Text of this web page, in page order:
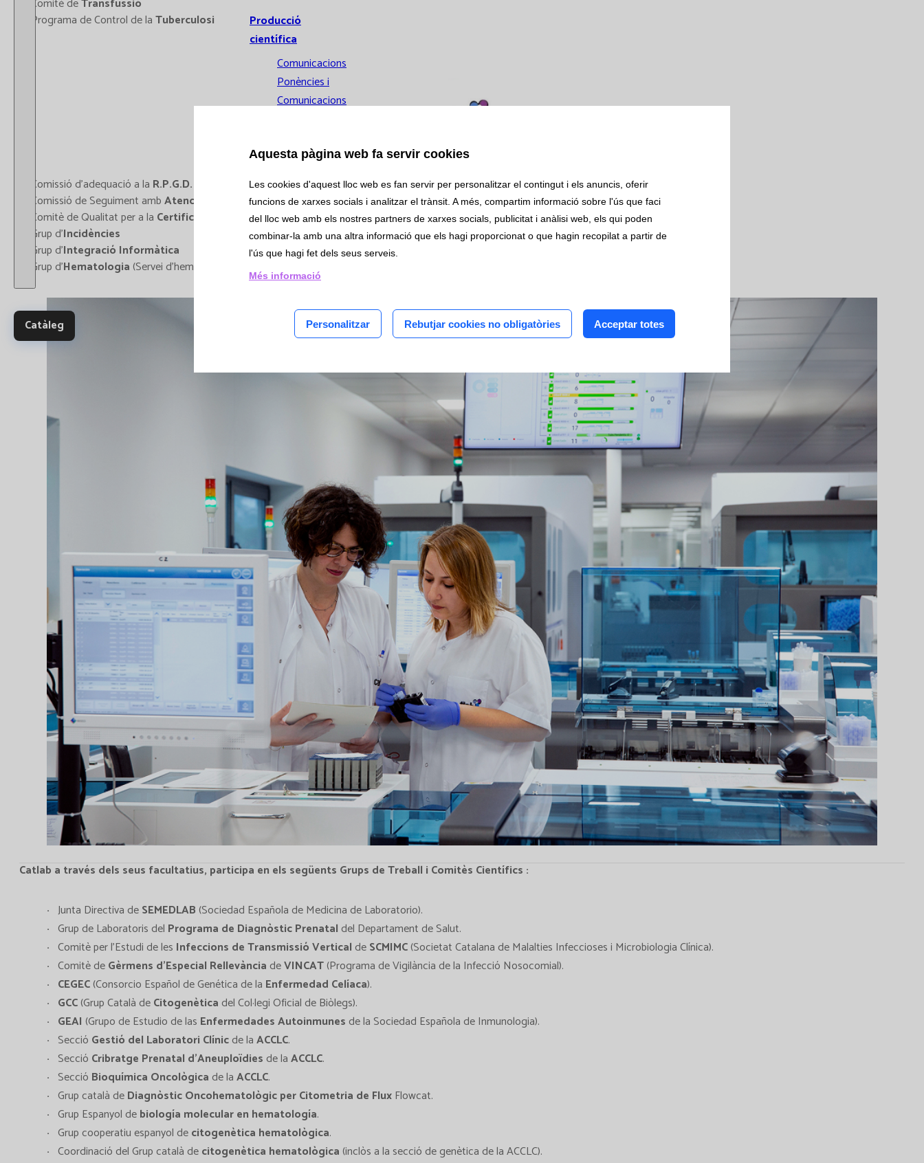
Producció
científica
Comunicacions
Ponències i
Comunicacions
Tesis
Recerca
Assaigs clínics
i Estudis
multicèntrics
Catàleg
- Programa de Control de laTuberculosi
- Comissió d’adequació a la R.P.G.D.
(Protecció de dades)
- Comissió de Seguiment ambAtenció Primària
- Comitè de Qualitat per a la Certificació i Acreditació
- Grup d'Incidències
- Grup d'Integració Informàtica
- Grup d'Hematologia(Servei d'hematologia amb laboratoris d'urgències dels hospitals HUMT, CST i FHSJD Martorell)
Catlab a través dels seus facultatius, participa en els següents Grups de Treball i Comitès Científics :
Junta Directiva deSEMEDLAB(Sociedad Española de Medicina de Laboratorio).
Grup de Laboratoris del Programa de Diagnòstic Prenatal del Departament de Salut.
Comitè per l’Estudi de les Infeccions de Transmissió Vertical deSCMIMC(Societat Catalana de Malalties Infeccioses i Microbiologia Clínica).
Comitè deGèrmens d’Especial Rellevància deVINCAT(Programa de Vigilància de la Infecció Nosocomial).
CEGEC(Consorcio Español de Genética de la Enfermedad Celíaca).
GCC(Grup Català deCitogenètica del Col·legi Oficial de Biòlegs).
GEAI (Grupo de Estudio de las Enfermedades Autoinmunes de la Sociedad Española de Inmunologia).
Secció Gestió del Laboratori Clínicde laACCLC.
Secció Cribratge Prenatal d’Aneuploïdies de laACCLC.
Secció Bioquímica Oncològica de laACCLC.
Grup català deDiagnòstic Oncohematològic per Citometria de FluxFlowcat.
Grup Espanyol debiología molecular en hematología.
Grup cooperatiu espanyol decitogenètica hematològica.
Coordinació del Grup català decitogenètica hematològica(inclòs a la secció de genètica de la ACCLC).
Aquesta pàgina web fa servir cookies
Les cookies d'aquest lloc web es fan servir per personalitzar el contingut i els anuncis, oferir
funcions de xarxes socials i analitzar el trànsit. A més, compartim informació sobre l'ús que faci
del lloc web amb els nostres partners de xarxes socials, publicitat i anàlisi web, els qui poden
combinar-la amb una altra informació que els hagi proporcionat o que hagin recopilat a partir de
l'ús que hagi fet dels seus serveis.
Més informació
Personalitzar Rebutjar cookies no obligatòries Acceptar totes